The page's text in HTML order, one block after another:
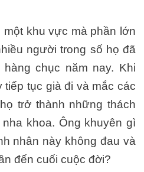
một khu vực mà phần lớn
người trong số họ đã
chục năm nay. Khi
tục già đi và mắc các
trở thành những thách
nha khoa. Ông khuyên gì
nhân này không đau và
đến cuối cuộc đời?